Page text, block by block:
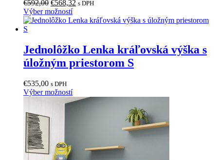
na
stránke
€592,00 Pôvodná
cena
bola:
€568,32 Aktuálna
je:
s DPH
Výber možnostíTento
produkt
variantov.
Možnosti
si
na
stránke
Jednolôžko Lenka kráľovská výška s
úložným priestorom S
€535,00 s DPH
Výber možnostíTento
produkt
môžete